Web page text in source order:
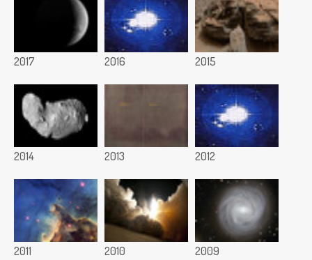
2017 2016 2015
2014 2013 2012
2011 2010 2009